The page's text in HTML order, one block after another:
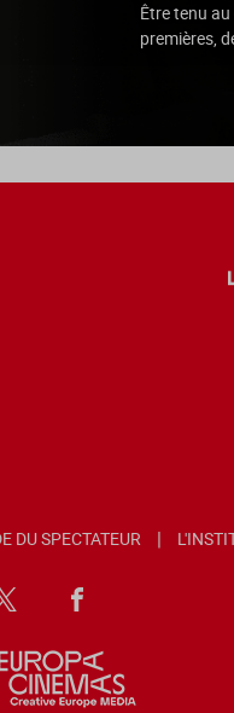
Être tenu
premières,
DU SPECTATEUR